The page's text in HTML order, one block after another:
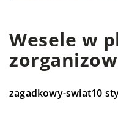
Wesele w
zagadkowy-swiat10